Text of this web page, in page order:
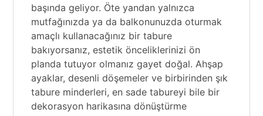
başında geliyor. Öte yandan yalnızca
mutfağınızda ya da balkonunuzda oturmak
amaçlı kullanacağınız bir tabure
bakıyorsanız, estetik önceliklerinizi ön
planda tutuyor olmanız gayet doğal. Ahşap
ayaklar, desenli döşemeler ve birbirinden şık
tabure minderleri, en sade tabureyi bile bir
dekorasyon harikasına dönüştürme